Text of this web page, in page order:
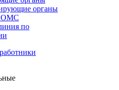
органы
ОМС
по